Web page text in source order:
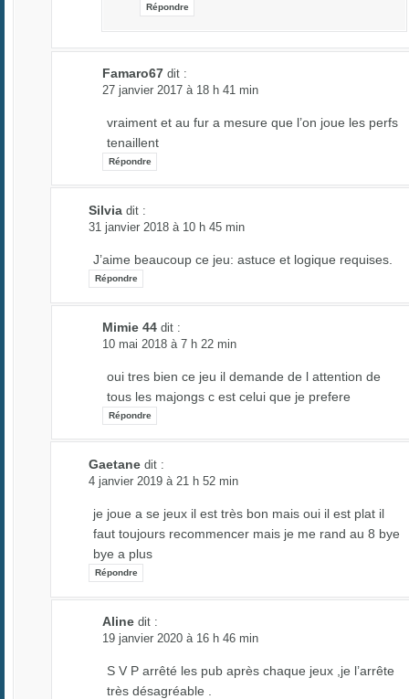
Répondre
Famaro67 dit :
27 janvier 2017 à 18 h 41 min
vraiment et au fur a mesure que l’on joue les perfs
tenaillent
Répondre
Silvia dit :
31 janvier 2018 à 10 h 45 min
J’aime beaucoup ce jeu: astuce et logique requises.
Répondre
Mimie 44 dit :
10 mai 2018 à 7 h 22 min
oui tres bien ce jeu il demande de l attention de
tous les majongs c est celui que je prefere
Répondre
Gaetane dit :
4 janvier 2019 à 21 h 52 min
je joue a se jeux il est très bon mais oui il est plat il
faut toujours recommencer mais je me rand au 8 bye
bye a plus
Répondre
Aline dit :
19 janvier 2020 à 16 h 46 min
S V P arrêté les pub après chaque jeux ,je l’arrête
très désagréable .